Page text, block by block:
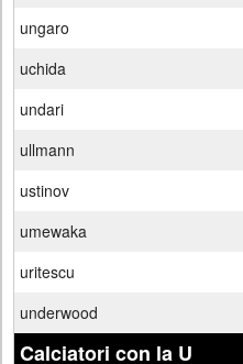
ungaro
uchida
undari
ullmann
ustinov
umewaka
uritescu
underwood
Calciatori con la U